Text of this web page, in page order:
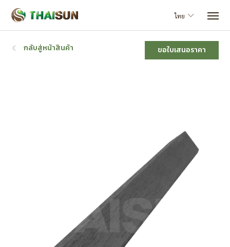
ไทย
กลับสู่หน้าสินค้า ขอใบเสนอราคา